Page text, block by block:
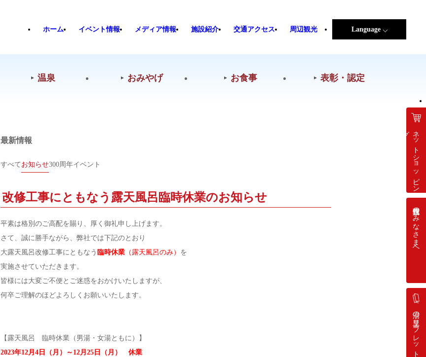
ネット
シ
ョ
ッ
ピ
ン
グ
旅行代理店の
みなさまへ
湯の里
リーフレット
ホーム イベント情報 メディア情報 施設紹介 交通アクセス 周辺観光 Language
温泉 おみやげ お食事 表彰・認定
最新情報
すべて お知らせ300周年イベント
改修工事にともなう露天風呂臨時休業のお知らせ
平素は格別のご高配を賜り、厚く御礼申し上げます。
さて、誠に勝手ながら、弊社では下記のとおり
大露天風呂改修工事にともなう 臨時休業 （露天風呂のみ） を
実施させていただきます。
皆様には大変ご不便とご迷惑をおかけいたしますが、
何卒ご理解のほどよろしくお願いいたします。
【露天風呂 臨時休業（男湯・女湯ともに）】
2023年12月4日（月）～12月25日（月） 休業